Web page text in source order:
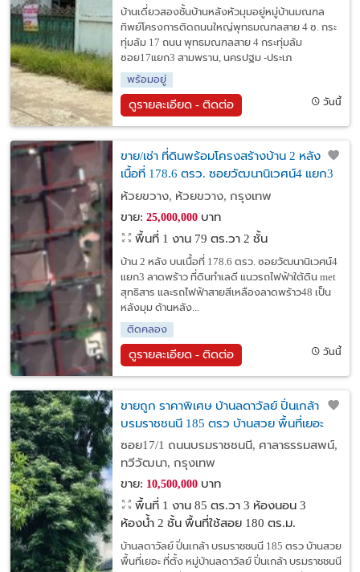
บ้านเดี่ยวสองชั้นบ้านหลังหัวมุมอยู่หมู่บ้านมณฑล
ทิพย์โครงการติดถนนใหญ่พุทธมณฑลสาย 4 ซ. กระ
ทุ่มล้ม 17 ถนน พุทธมณฑลสาย 4 กระทุ่มล้ม
ซอย17แยก3 สามพราน, นครปฐม -ประเภ
พร้อมอยู่
ดูรายละเอียด - ติดต่อ วันนี้
ขาย/เช่า ที่ดินพร้อมโครงสร้างบ้าน 2 หลัง บน
เนื้อที่ 178.6 ตรว. ซอยวัฒนานิเวศน์4 แยก3
ลาดพร้าว
ห้วยขวาง, ห้วยขวาง, กรุงเทพ
ขาย: 25,000,000บาท
พื้นที่ 1 งาน 79 ตร.วา 2 ชั้น
บ้าน 2 หลัง บนเนื้อที่ 178.6 ตรว. ซอยวัฒนานิเวศน์4
แยก3 ลาดพร้าว ที่ดินทำเลดี แนวรถไฟฟ้าใต้ดิน met
สุทธิสาร และรถไฟฟ้าสายสีเหลืองลาดพร้าว48 เป็น
หลังมุม ด้านหลัง...
ติดคลอง
ดูรายละเอียด - ติดต่อ วันนี้
ขายถูก ราคาพิเศษ บ้านลดาวัลย์ ปิ่นเกล้า
บรมราชชนนี 185 ตรว บ้านสวย พื้นที่เยอะ
ซอย17/1 ถนนบรมราชชนนี, ศาลาธรรมสพน์,
ทวีวัฒนา, กรุงเทพ
ขาย: 10,500,000บาท
พื้นที่ 1 งาน 85 ตร.วา 3 ห้องนอน 3
ห้องน้ำ 2 ชั้น พื้นที่ใช้สอย 180 ตร.ม.
บ้านลดาวัลย์ ปิ่นเกล้า บรมราชชนนี 185 ตรว บ้านสวย
พื้นที่เยอะ ที่ตั้ง หมู่บ้านลดาวัลย์ ปิ่นเกล้า บรมราชชนนี